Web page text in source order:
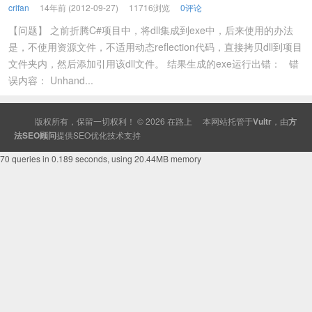
crifan 14年前 (2012-09-27) 11716浏览 0评论
【问题】 之前折腾C#项目中，将dll集成到exe中，后来使用的办法
是，不使用资源文件，不适用动态reflection代码，直接拷贝dll到项目
文件夹内，然后添加引用该dll文件。 结果生成的exe运行出错： 错
误内容： Unhand...
版权所有，保留一切权利！ © 2026 在路上 本网站托管于Vultr ，由方
法SEO顾问提供SEO优化技术支持
70 queries in 0.189 seconds, using 20.44MB memory